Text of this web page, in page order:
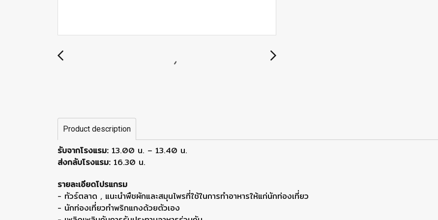
Product description
รับจากโรงแรม: 13.00 น. – 13.40 น.
ส่งกลับโรงแรม: 16.30 น.
รายละเอียดโปรแกรม
- ทัวร์ตลาด , แนะนำพืชผักและสมุนไพรที่ใช้ในการทำอาหารให้แก่นักท่องเที่ยว
- นักท่องเที่ยวทำพริกแกงด้วยตัวเอง